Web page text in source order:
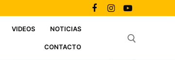
VIDEOS NOTICIAS
CONTACTO